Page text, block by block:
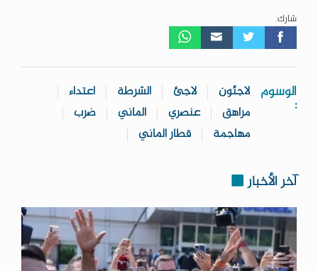
شارك:
الوسوم
:
لاجئون لاجئ الشرطة
اعتداء
مراهق
عنصري الماني
ضرب
مهاجمة
قطار الماني
آخر الأخبار